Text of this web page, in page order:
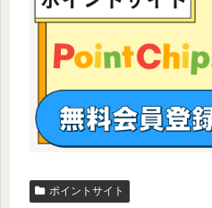
ポイントサイト